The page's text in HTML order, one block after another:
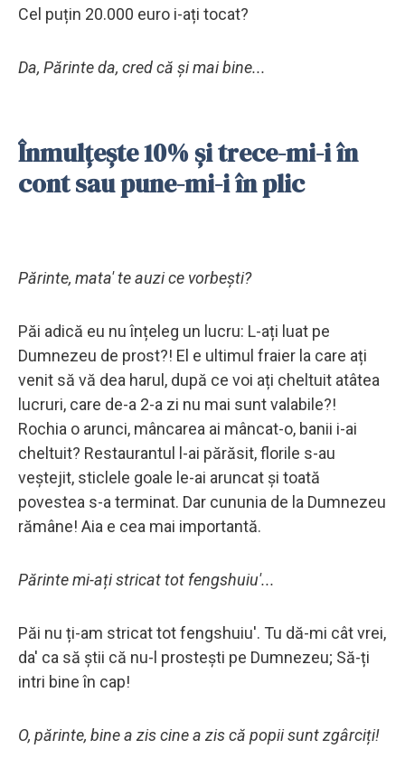
Cel puțin 20.000 euro i-ați tocat?
Da, Părinte da, cred că și mai bine...
Înmulțește 10% și trece-mi-i în
cont sau pune-mi-i în plic
Părinte, mata' te auzi ce vorbești?
Păi adică eu nu înțeleg un lucru: L-ați luat pe
Dumnezeu de prost?! El e ultimul fraier la care ați
venit să vă dea harul, după ce voi ați cheltuit atâtea
lucruri, care de-a 2-a zi nu mai sunt valabile?!
Rochia o arunci, mâncarea ai mâncat-o, banii i-ai
cheltuit? Restaurantul l-ai părăsit, florile s-au
veștejit, sticlele goale le-ai aruncat și toată
povestea s-a terminat. Dar cununia de la Dumnezeu
rămâne! Aia e cea mai importantă.
Părinte mi-ați stricat tot fengshuiu'...
Păi nu ți-am stricat tot fengshuiu'. Tu dă-mi cât vrei,
da' ca să știi că nu-l prostești pe Dumnezeu; Să-ți
intri bine în cap!
O, părinte, bine a zis cine a zis că popii sunt zgârciți!